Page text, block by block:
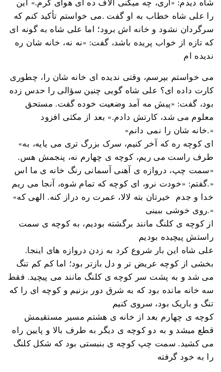
شاه دیدم: «آری، چه میکنی الاف ده ای هوای گرم.» این
را علی شاه خطاب به او گفت .می خواستم تأکید کنم که
سرگردان نشود و خانه اش برود؛ اما علی شاه به گونه ای
که تازه از خواب پریده باشد، گفت: «نه نه، خانه شان ره
ندیده ام
می خواستم بپرسم، وقتی ندیده ای خانه شان را، چطوری
کارت داده ای؟ علی شاه گویی چنین سؤالی را حدس زده
بود، گفت: «پیش مه آمد وضعیت خوده گفت. مستحق
معلوم می شد، کارتش دادم.» بعد از مکثی افزود
«خانه شان را نمی دانم.»
«ای کوچه ره که آخر کنیم، سرک بزرگ تری می یایه، به
طرف راست می ریم، کوچه ی چهارم نه، پنجمش هس.
سمت چپ، دروازه ی آهنی آسمانی رنگ خانه ی ما اس»
گفتم: «خودت نرو، ای کوچه که تمام شوه، آنجا می ریم.»
«خدا و جدم خیرتان بته لالا، عمرت ره دراز کنه. الهی که
روی خوشی ببینی.»
از کوچه ی کلنگ مانند برگشته بودیم، به کوچه ی سمت
راستش پیچیده بودیم
علی شاه این بار شروع کرد به زدن دروازه های اینجا.
بخشی از کوچه عریض تر و دل بازتر بود؛ اما کم کم تنگ
می شد و به پشت سر کوچه ی کلنگ مانند می پیچید. فقط
سه خانه مانده بود که به شرق دور بزنیم و کوچه ای را که
تنگ و باریک بود، سروی کنیم
کوچه ی چهارم بعد از خانه ی هشتم مسیر مستقیمش
قطع میشد و به دو کوچه ی دیگر به طرف بالا و پایین راه
می کشید. سمت چپ کوچه ی بنبستی بود که شکل کلنگ
را به خود گرفته